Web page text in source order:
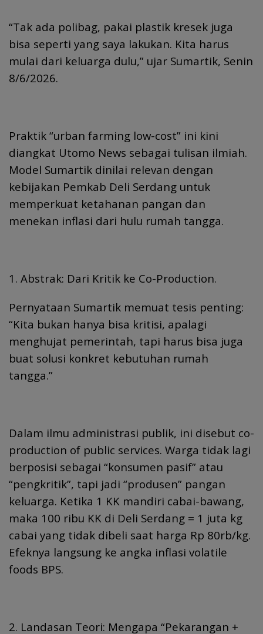
“Tak ada polibag, pakai plastik kresek juga
bisa seperti yang saya lakukan. Kita harus
mulai dari keluarga dulu,” ujar Sumartik, Senin
8/6/2026.
Praktik “urban farming low-cost” ini kini
diangkat Utomo News sebagai tulisan ilmiah.
Model Sumartik dinilai relevan dengan
kebijakan Pemkab Deli Serdang untuk
memperkuat ketahanan pangan dan
menekan inflasi dari hulu rumah tangga.
1. Abstrak: Dari Kritik ke Co-Production.
Pernyataan Sumartik memuat tesis penting:
“Kita bukan hanya bisa kritisi, apalagi
menghujat pemerintah, tapi harus bisa juga
buat solusi konkret kebutuhan rumah
tangga.”
Dalam ilmu administrasi publik, ini disebut co-
production of public services. Warga tidak lagi
berposisi sebagai “konsumen pasif” atau
“pengkritik”, tapi jadi “produsen” pangan
keluarga. Ketika 1 KK mandiri cabai-bawang,
maka 100 ribu KK di Deli Serdang = 1 juta kg
cabai yang tidak dibeli saat harga Rp 80rb/kg.
Efeknya langsung ke angka inflasi volatile
foods BPS.
2. Landasan Teori: Mengapa “Pekarangan +